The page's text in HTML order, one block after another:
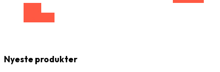
Nyeste produkter